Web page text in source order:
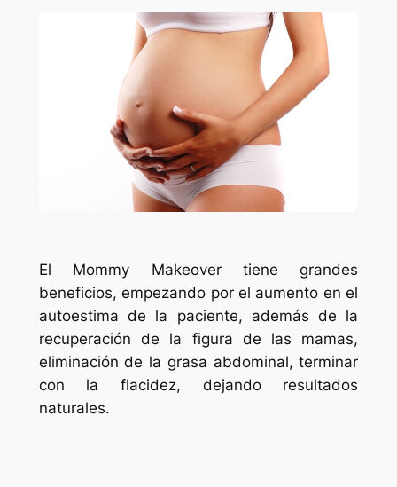
El Mommy Makeover tiene grandes
beneficios, empezando por el aumento en el
autoestima de la paciente, además de la
recuperación de la figura de las mamas,
eliminación de la grasa abdominal, terminar
con la flacidez, dejando resultados
naturales.